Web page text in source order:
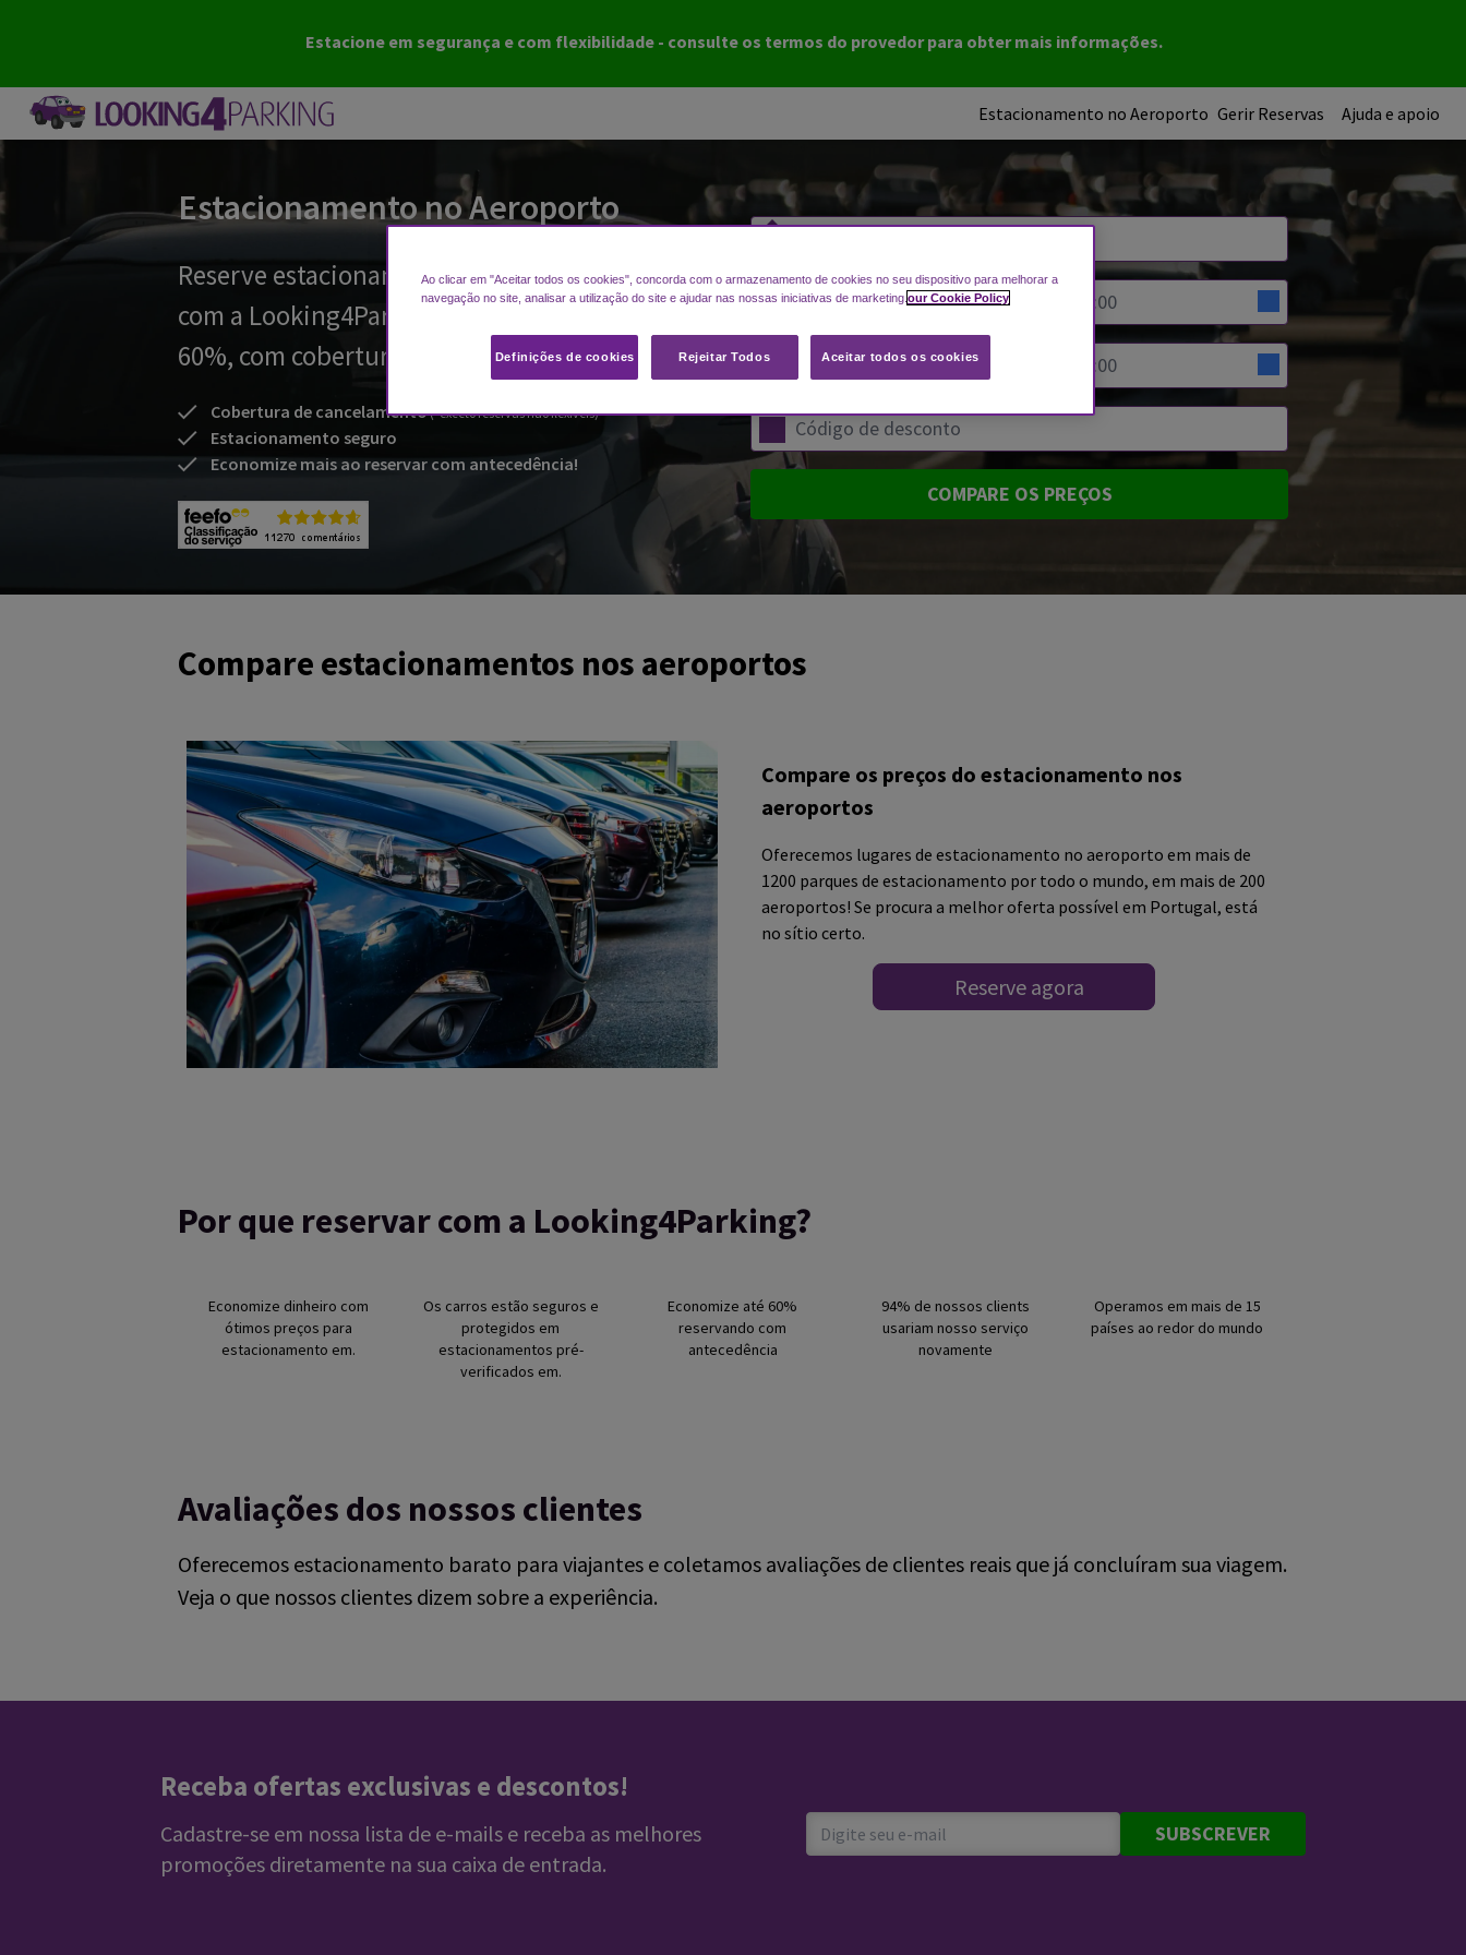
Estacione em segurança e com flexibilidade - consulte os termos do provedor para obter mais informações.
Estacionamento no Aeroporto Gerir Reservas Ajuda e apoio
Estacionamento no Aeroporto
Reserve estacionamento em aeroportos
com a Looking4Parking e economize até
60%, com cobertura para cancelamento.
COMPARE OS PREÇOS
Cobertura de cancelamento(*exceto reservas não flexíveis)
Estacionamento seguro
Economize mais ao reservar com antecedência!
Compare estacionamentos nos aeroportos
Compare os preços do estacionamento nos
aeroportos
Oferecemos lugares de estacionamento no aeroporto em mais de
1200 parques de estacionamento por todo o mundo, em mais de 200
aeroportos! Se procura a melhor oferta possível em Portugal, está
no sítio certo.
Reserve agora
Por que reservar com a Looking4Parking?
Economize dinheiro com
ótimos preços para
estacionamento em.
Os carros estão seguros e
protegidos em
estacionamentos pré-
verificados em.
Economize até 60%
reservando com
antecedência
94% de nossos clients
usariam nosso serviço
novamente
Operamos em mais de 15
países ao redor do mundo
Avaliações dos nossos clientes
Oferecemos estacionamento barato para viajantes e coletamos avaliações de clientes reais que já concluíram sua viagem.
Veja o que nossos clientes dizem sobre a experiência.
Muito Bom Serviço
Rating: 5 / 5
Bom atendimento, funcionários simpáticos e acolhedores
Receba ofertas exclusivas e descontos!
Cadastre-se em nossa lista de e-mails e receba as melhores
promoções diretamente na sua caixa de entrada.
SUBSCREVER
Ao clicar em "Aceitar todos os cookies", concorda com o armazenamento de cookies no seu dispositivo para melhorar a
navegação no site, analisar a utilização do site e ajudar nas nossas iniciativas de marketing. our Cookie Policy
Definições de cookies Rejeitar Todos Aceitar todos os cookies